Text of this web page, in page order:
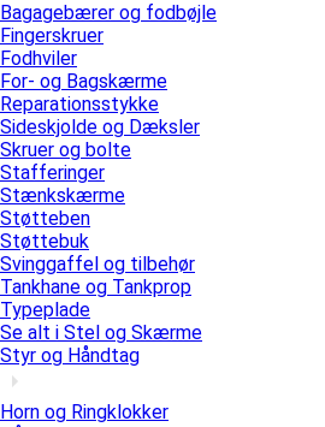
Bagagebærer og fodbøjle
Fingerskruer
Fodhviler
For- og Bagskærme
Reparationsstykke
Sideskjolde og Dæksler
Skruer og bolte
Stafferinger
Stænkskærme
Støtteben
Støttebuk
Svinggaffel og tilbehør
Tankhane og Tankprop
Typeplade
Se alt i Stel og Skærme
Styr og Håndtag
Horn og Ringklokker